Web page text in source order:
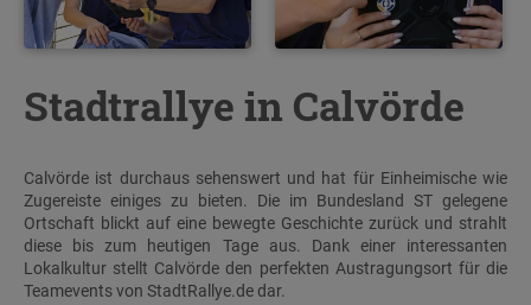
Stadtrallye in Calvörde
Calvörde ist durchaus sehenswert und hat für Einheimische wie
Zugereiste einiges zu bieten. Die im Bundesland ST gelegene
Ortschaft blickt auf eine bewegte Geschichte zurück und strahlt
diese bis zum heutigen Tage aus. Dank einer interessanten
Lokalkultur stellt Calvörde den perfekten Austragungsort für die
Teamevents von StadtRallye.de dar.